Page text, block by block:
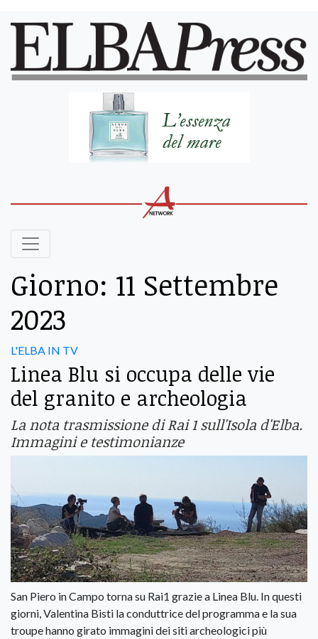
Giorno: 11 Settembre
2023
L'ELBA IN TV
Linea Blu si occupa delle vie
del granito e archeologia
La nota trasmissione di Rai 1 sull'Isola d'Elba.
Immagini e testimonianze
San Piero in Campo torna su Rai1 grazie a Linea Blu. In questi
giorni, Valentina Bisti la conduttrice del programma e la sua
troupe hanno girato immagini dei siti archeologici più